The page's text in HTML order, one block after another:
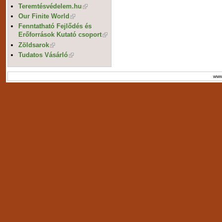
Teremtésvédelem.hu
Our Finite World
Fenntatható Fejlődés és
Erőforrások Kutató csoport
Zöldsarok
Tudatos Vásárló